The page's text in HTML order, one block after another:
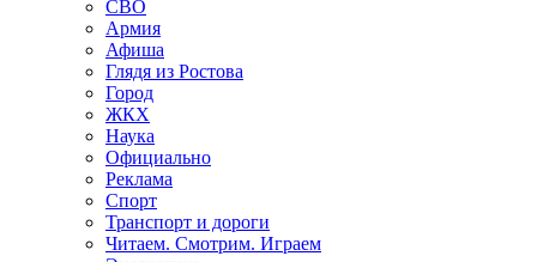
СВО
Армия
Афиша
Глядя из Ростова
Город
ЖКХ
Наука
Официально
Реклама
Спорт
Транспорт и дороги
Читаем. Смотрим. Играем